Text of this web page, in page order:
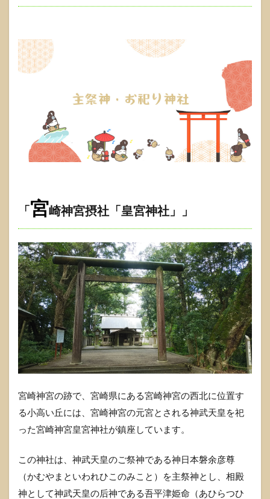
「宮崎神宮摂社「皇宮神社 」 」
宮崎神宮の跡で、宮崎県にある宮崎神宮の西北に位置す
る小高い丘には、宮崎神宮の元宮とされる神武天皇を祀
った宮崎神宮皇宮神社が鎮座しています。
この神社は、神武天皇のご祭神である神日本磐余彦尊
（かむやまといわれひこのみこと）を主祭神とし、相殿
神として神武天皇の后神である吾平津姫命（あひらつひ